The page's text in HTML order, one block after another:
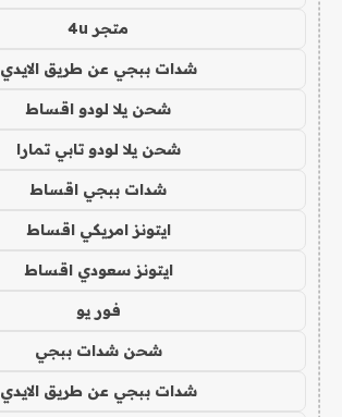
متجر 4u
شدات ببجي عن طريق الايدي
شحن يلا لودو اقساط
شحن يلا لودو تابي تمارا
شدات ببجي اقساط
ايتونز امريكي اقساط
ايتونز سعودي اقساط
فور يو
شحن شدات ببجي
شدات ببجي عن طريق الايدي